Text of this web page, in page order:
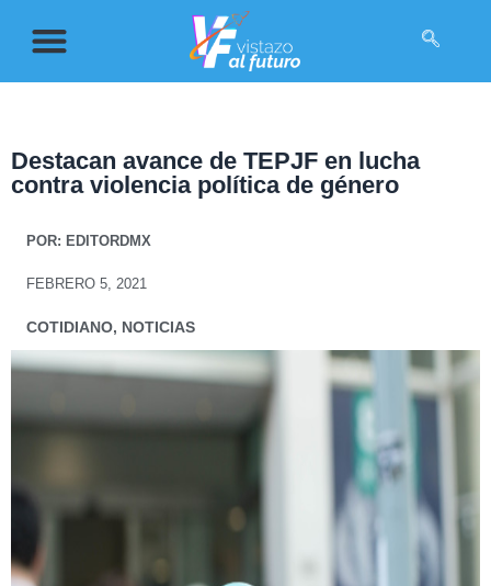
Destacan avance de TEPJF en lucha
contra violencia política de género
POR: EDITORDMX
FEBRERO 5, 2021
COTIDIANO, NOTICIAS